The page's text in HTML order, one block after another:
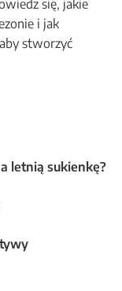
się, jakie
i jak
stworzyć
letnią sukienkę?